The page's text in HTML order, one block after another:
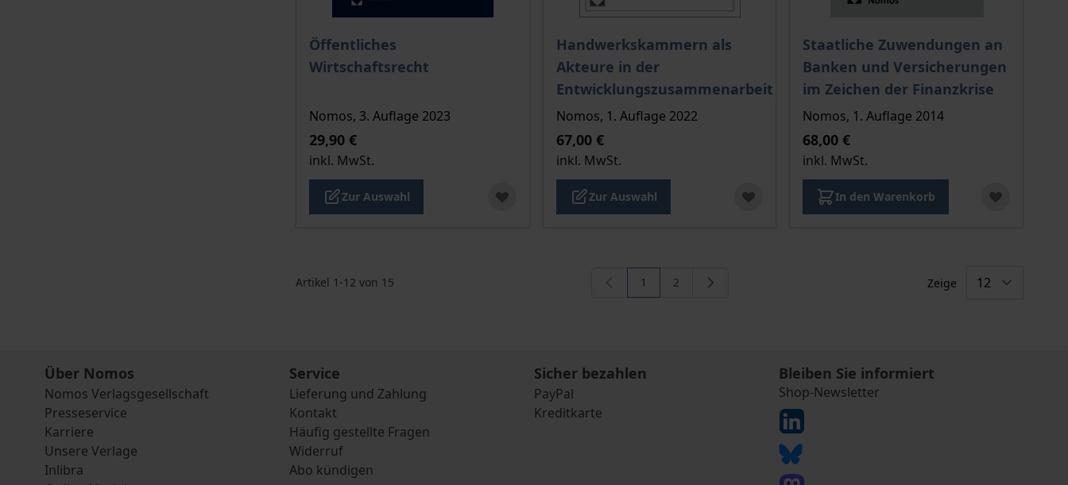
Öffentliches
Wirtschaftsrecht
Der Preis dieses Titels richtet sich nach der gewählten Produktoption auf der Produktdetailseite
Nomos, 3. Auflage 2023
29,90 €
inkl. MwSt.
Zur Auswahl
Handwerkskammern als
Akteure in der
Entwicklungszusammenarbeit
Der Preis dieses Titels richtet sich nach der gewählten Produktoption auf der
Nomos, 1. Auflage 2022
67,00 €
inkl. MwSt.
Zur Auswahl
Staatliche Zuwendungen an
Banken und Versicherungen
im Zeichen der Finanzkrise
Der Preis dieses Titels richtet sich nach
Nomos, 1. Auflage 2014
68,00 €
inkl. MwSt.
In den Warenkorb
Artikel 1 -12 von 15 Sie lesen gerade die Seite
1 Seite
2 Zeige
Über Nomos
Nomos Verlagsgesellschaft
Presseservice
Karriere
Unsere Verlage
Inlibra
Service
Lieferung und Zahlung
Kontakt
Häufig gestellte Fragen
Widerruf
Abo kündigen
Sicher bezahlen
PayPal
Kreditkarte
Bleiben Sie informiert
Shop-Newsletter